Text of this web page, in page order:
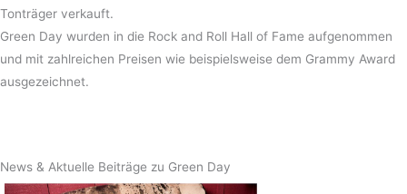
Tonträger verkauft.
Green Day wurden in die Rock and Roll Hall of Fame aufgenommen
und mit zahlreichen Preisen wie beispielsweise dem Grammy Award
ausgezeichnet.
News & Aktuelle Beiträge zu Green Day